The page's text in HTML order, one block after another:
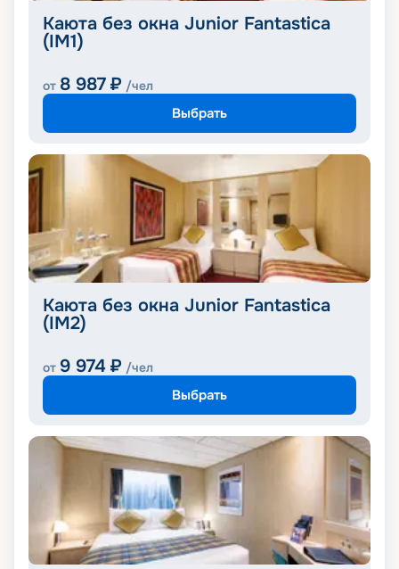
Каюта без окна Junior Fantastica
(IM1)
от 8 987 ₽ /чел
Выбрать
Каюта без окна Junior Fantastica
(IM2)
от 9 974 ₽ /чел
Выбрать